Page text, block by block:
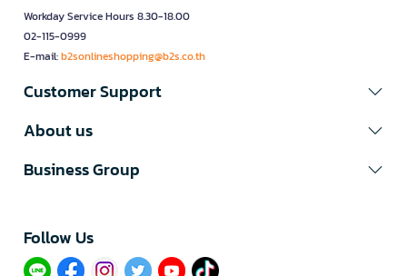
Workday Service Hours 8.30-18.00
02-115-0999
E-mail:b2sonlineshopping@b2s.co.th
Customer Support
About us
Business Group
Follow Us​